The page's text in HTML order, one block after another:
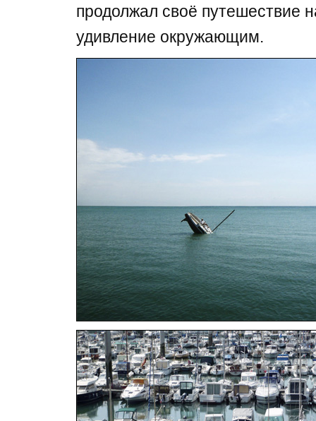
продолжал своё путешествие
удивление окружающим.